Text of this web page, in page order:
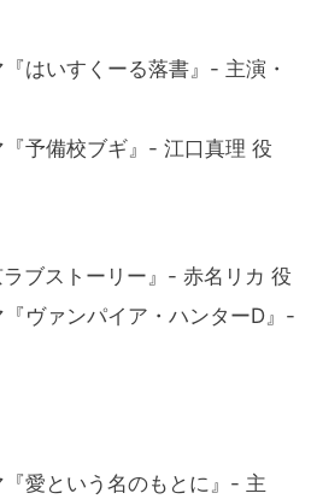
はいすくーる落書』- 主演・
予備校ブギ』- 江口真理 役
ブストーリー』- 赤名リカ 役
ヴァンパイア・ハンターD』-
愛という名のもとに』- 主